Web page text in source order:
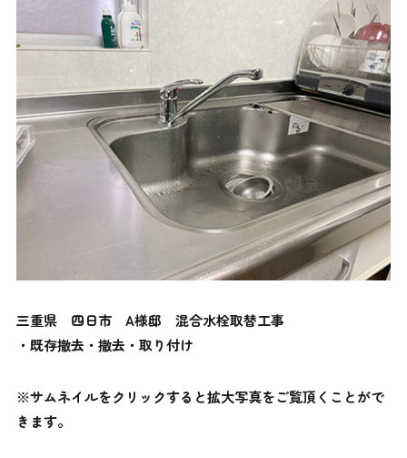
三重県 四日市 A様邸 混合水栓取替工事
・既存撤去・撤去・取り付け
※サムネイルをクリックすると拡大写真をご覧頂くことがで
きます。